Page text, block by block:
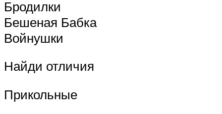
Бродилки
Бешеная Бабка
Войнушки
Найди отличия
Прикольные